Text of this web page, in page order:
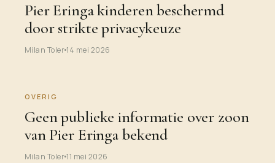
Pier Eringa kinderen beschermd
door strikte privacykeuze
Milan Toler14 mei 2026
OVERIG
Geen publieke informatie over zoon
van Pier Eringa bekend
Milan Toler11 mei 2026